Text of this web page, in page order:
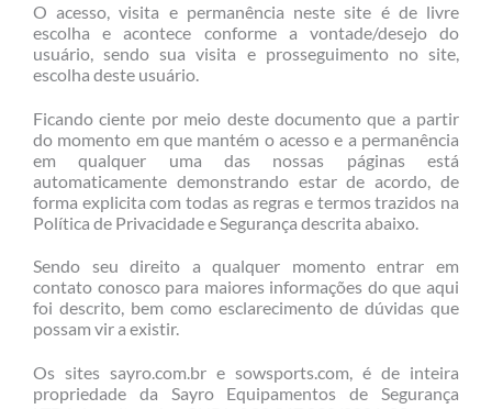
O acesso, visita e permanência neste site é de livre
escolha e acontece conforme a vontade/desejo do
usuário, sendo sua visita e prosseguimento no site,
escolha deste usuário.
Ficando ciente por meio deste documento que a partir
do momento em que mantém o acesso e a permanência
em qualquer uma das nossas páginas está
automaticamente demonstrando estar de acordo, de
forma explicita com todas as regras e termos trazidos na
Política de Privacidade e Segurança descrita abaixo.
Sendo seu direito a qualquer momento entrar em
contato conosco para maiores informações do que aqui
foi descrito, bem como esclarecimento de dúvidas que
possam vir a existir.
Os sites sayro.com.br e sowsports.com, é de inteira
propriedade da Sayro Equipamentos de Segurança